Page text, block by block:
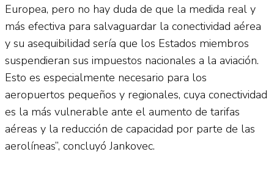
Europea, pero no hay duda de que la medida real y
más efectiva para salvaguardar la conectividad aérea
y su asequibilidad sería que los Estados miembros
suspendieran sus impuestos nacionales a la aviación.
Esto es especialmente necesario para los
aeropuertos pequeños y regionales, cuya conectividad
es la más vulnerable ante el aumento de tarifas
aéreas y la reducción de capacidad por parte de las
aerolíneas”, concluyó Jankovec.